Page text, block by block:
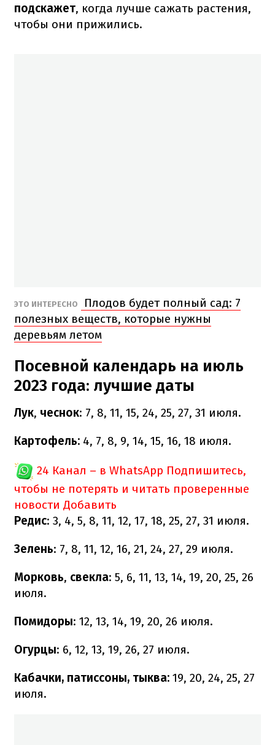
подскажет, когда лучше сажать растения,
чтобы они прижились.
ЭТО ИНТЕРЕСНО
Плодов будет полный сад: 7
полезных веществ, которые нужны
деревьям летом
Посевной календарь на июль
2023 года: лучшие даты
Лук, чеснок: 7, 8, 11, 15, 24, 25, 27, 31 июля.
Картофель: 4, 7, 8, 9, 14, 15, 16, 18 июля.
24 Канал – в WhatsApp Подпишитесь,
чтобы не потерять и читать проверенные
новости Добавить
Редис: 3, 4, 5, 8, 11, 12, 17, 18, 25, 27, 31 июля.
Зелень: 7, 8, 11, 12, 16, 21, 24, 27, 29 июля.
Морковь, свекла: 5, 6, 11, 13, 14, 19, 20, 25, 26
июля.
Помидоры: 12, 13, 14, 19, 20, 26 июля.
Огурцы: 6, 12, 13, 19, 26, 27 июля.
Кабачки, патиссоны, тыква: 19, 20, 24, 25, 27
июля.